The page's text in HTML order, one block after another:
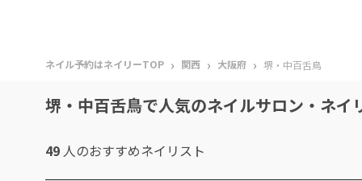
ネイル予約はネイリーTOP › 関西 › 大阪府 › 堺・中百舌鳥
堺・中百舌鳥で人気のネイルサロン・ネイ
49 人のおすすめネイリスト